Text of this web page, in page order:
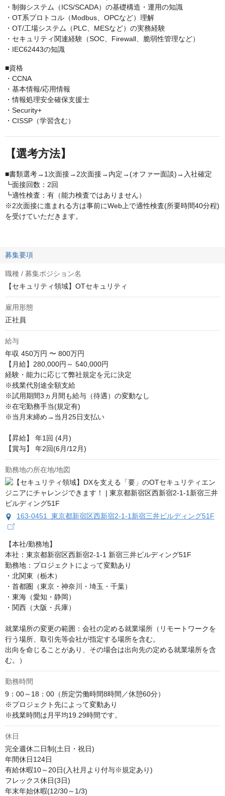
・制御システム（ICS/SCADA）の基礎構造・運用の知識
・OT系プロトコル（Modbus、OPCなど）理解
・OT/工場システム（PLC、MESなど）の実務経験
・セキュリティ関連経験（SOC、Firewall、脆弱性管理など）
・IEC62443の知識
■資格
・CCNA
・基本情報/応用情報
・情報処理安全確保支援士
・Security+
・CISSP（学習含む）
【選考方法】
■書類選考→1次面接→2次面接→内定→(オファー面談)→入社確定
┗面接回数：2回
┗適性検査：有（能力検査ではありません）
※2次面接に進まれる方は事前にWeb上で適性検査(所要時間40分程)
を受けていただきます。
募集要項
職種 / 募集ポジション名
【セキュリティ領域】OTセキュリティ
雇用形態
正社員
給与
年収 450万円 〜 800万円
【月給】280,000円～ 540,000円
経験・能力に応じて弊社規定を元に決定
※残業代別途全額支給
※試用期間3ヵ月間も給与（待遇）の変動なし
※在宅勤務手当(規定有)
※当月末締め→当月25日支払い
【昇給】 年1回 (4月)
【賞与】 年2回(6月/12月)
勤務地の所在地/地図
163-0451 東京都新宿区西新宿2-1-1新宿三井ビルディング51F
【本社/勤務地】
本社：東京都新宿区西新宿2-1-1 新宿三井ビルディング51F
勤務地：プロジェクトによって変動あり
・北関東（栃木）
・首都圏（東京・神奈川・埼玉・千葉）
・東海（愛知・静岡）
・関西（大阪・兵庫）
就業場所の変更の範囲：会社の定める就業場所（リモートワークを
行う場所、取引先等会社が指定する場所を含む。
出向を命じることがあり、その場合は出向先の定める就業場所を含
む。）
勤務時間
9：00～18：00（所定労働時間8時間／休憩60分）
※プロジェクト先によって変動あり
※残業時間は月平均19.29時間です。
休日
完全週休二日制(土日・祝日)
年間休日124日
有給休暇10～20日(入社月より付与※規定あり)
フレックス休日(3日)
年末年始休暇(12/30～1/3)